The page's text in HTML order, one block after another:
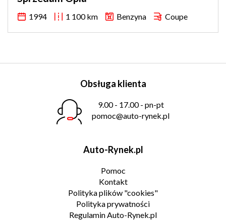
1994 1 100 km Benzyna Coupe
Obsługa klienta
9.00 - 17.00 - pn-pt
pomoc@auto-rynek.pl
Auto-Rynek.pl
Pomoc
Kontakt
Polityka plików "cookies"
Polityka prywatności
Regulamin Auto-Rynek.pl